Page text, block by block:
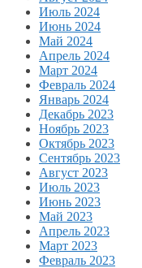
Июль 2024
Июнь 2024
Май 2024
Апрель 2024
Март 2024
Февраль 2024
Январь 2024
Декабрь 2023
Ноябрь 2023
Октябрь 2023
Сентябрь 2023
Август 2023
Июль 2023
Июнь 2023
Май 2023
Апрель 2023
Март 2023
Февраль 2023